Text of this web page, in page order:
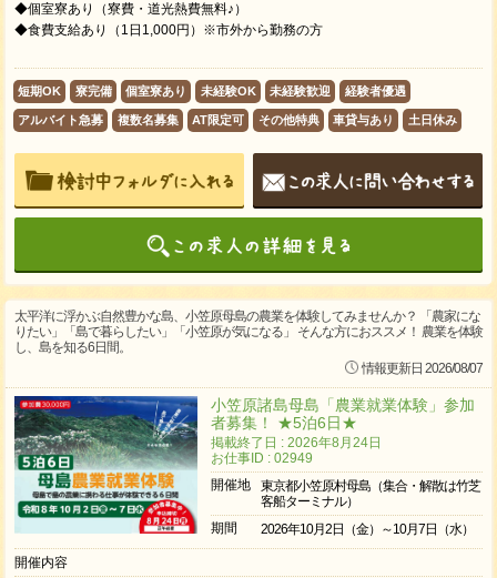
◆個室寮あり（寮費・道光熱費無料♪）
◆食費支給あり（1日1,000円）※市外から勤務の方
短期OK 寮完備 個室寮あり 未経験OK 未経験歓迎 経験者優遇
アルバイト急募 複数名募集 AT限定可 その他特典 車貸与あり 土日休み
太平洋に浮かぶ自然豊かな島、小笠原母島の農業を体験してみませんか？ 「農家にな
りたい」「島で暮らしたい」「小笠原が気になる」 そんな方におススメ！ 農業を体験
し、島を知る6日間。
情報更新日 2026/08/07
小笠原諸島母島「農業就業体験」参加
者募集！ ★5泊6日★
掲載終了日 : 2026年8月24日
お仕事ID : 02949
開催地
東京都小笠原村母島（集合・解散は竹芝
客船ターミナル）
期間
2026年10月2日（金）～10月7日（水）
開催内容